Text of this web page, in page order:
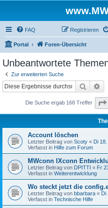
FAQ Registrieren
Portal Foren-Übersicht
Unbeantwortete
Zur erweiterten Suche
Suche
Die Suche ergab 168 Treffer
Account löschen
Letzter Beitrag von Scoty « Di
Verfasst in Hilfe zum Forum
MWconn IXconn
Letzter Beitrag von DPITTI « Fr
Verfasst in Weiterentwicklung
Wo steckt jetzt die
Letzter Beitrag von bbarbara « Di
Verfasst in Technische Hilfe